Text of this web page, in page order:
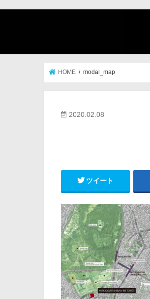
HOME modal_map
2020.02.08
ツイート